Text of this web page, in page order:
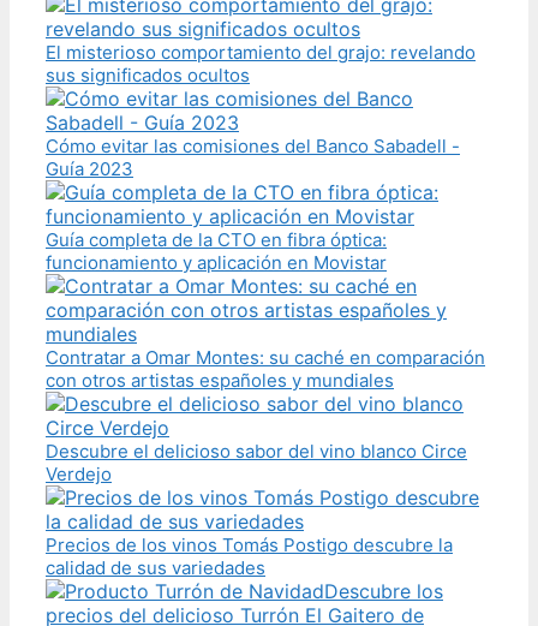
El misterioso comportamiento del grajo: revelando
sus significados ocultos
Cómo evitar las comisiones del Banco Sabadell -
Guía 2023
Guía completa de la CTO en fibra óptica:
funcionamiento y aplicación en Movistar
Contratar a Omar Montes: su caché en comparación
con otros artistas españoles y mundiales
Descubre el delicioso sabor del vino blanco Circe
Verdejo
Precios de los vinos Tomás Postigo descubre la
calidad de sus variedades